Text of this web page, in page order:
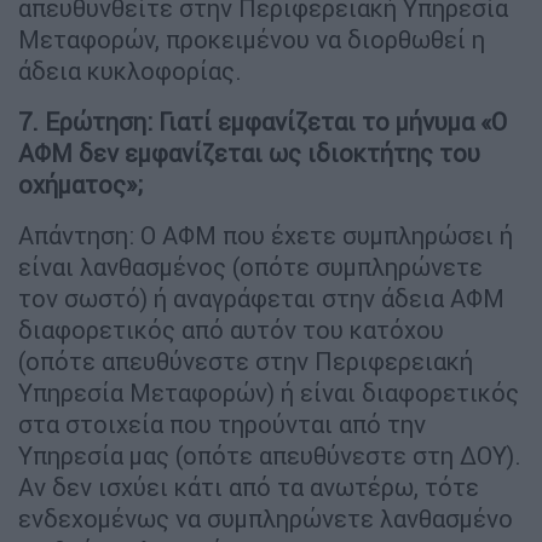
απευθυνθείτε στην Περιφερειακή Υπηρεσία
Μεταφορών, προκειμένου να διορθωθεί η
άδεια κυκλοφορίας.
7. Ερώτηση: Γιατί εμφανίζεται το μήνυμα «Ο
ΑΦΜ δεν εμφανίζεται ως ιδιοκτήτης του
οχήματος»;
Απάντηση: Ο ΑΦΜ που έχετε συμπληρώσει ή
είναι λανθασμένος (οπότε συμπληρώνετε
τον σωστό) ή αναγράφεται στην άδεια ΑΦΜ
διαφορετικός από αυτόν του κατόχου
(οπότε απευθύνεστε στην Περιφερειακή
Υπηρεσία Μεταφορών) ή είναι διαφορετικός
στα στοιχεία που τηρούνται από την
Υπηρεσία μας (οπότε απευθύνεστε στη ΔΟΥ).
Αν δεν ισχύει κάτι από τα ανωτέρω, τότε
ενδεχομένως να συμπληρώνετε λανθασμένο